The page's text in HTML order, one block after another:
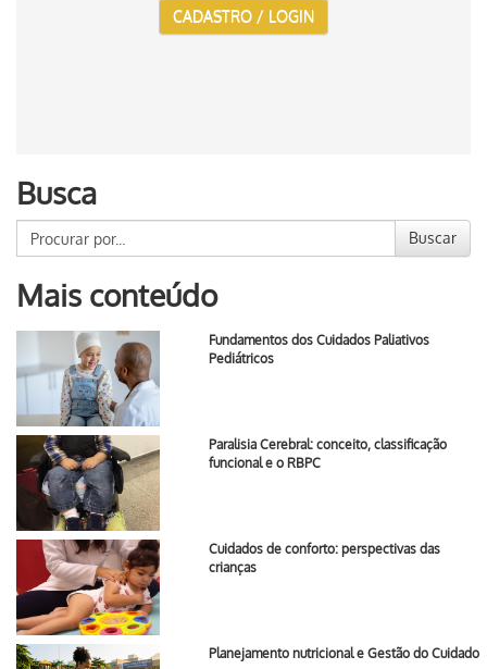
CADASTRO / LOGIN
Busca
Buscar
Mais conteúdo
Fundamentos dos Cuidados Paliativos
Pediátricos
Paralisia Cerebral: conceito, classificação
funcional e o RBPC
Cuidados de conforto: perspectivas das
crianças
Planejamento nutricional e Gestão do Cuidado